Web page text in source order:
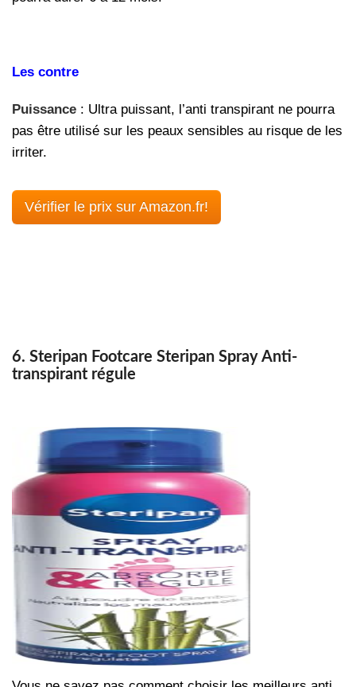
Les contre
Puissance : Ultra puissant, l’anti transpirant ne pourra
pas être utilisé sur les peaux sensibles au risque de les
irriter.
Vérifier le prix sur Amazon.fr!
6. Steripan Footcare Steripan Spray Anti-
transpirant régule